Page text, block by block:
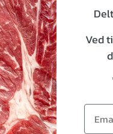
kr.
Ved